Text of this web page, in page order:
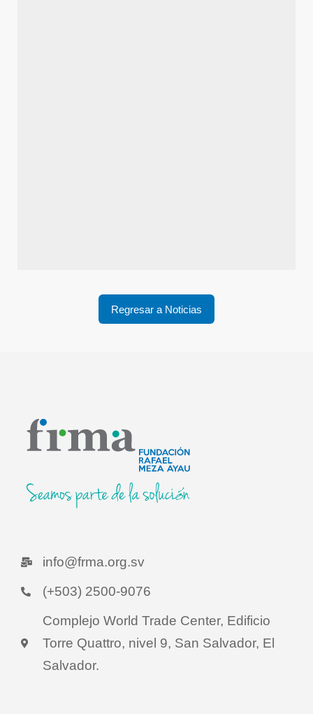
Regresar a Noticias
info@frma.org.sv
(+503) 2500-9076
Complejo World Trade Center, Edificio
Torre Quattro, nivel 9, San Salvador, El
Salvador.